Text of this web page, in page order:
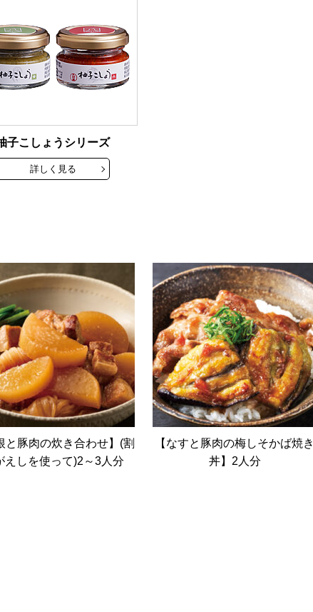
子こしょうシリーズ
詳しく見る
と豚肉の炊き合わせ】(割
えしを使って)2～3人分
【なすと豚肉の梅しそかば焼き
丼】2人分